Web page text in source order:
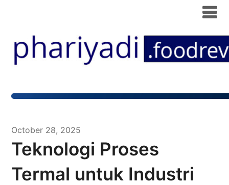
October 28, 2025
Teknologi Proses
Termal untuk Industri